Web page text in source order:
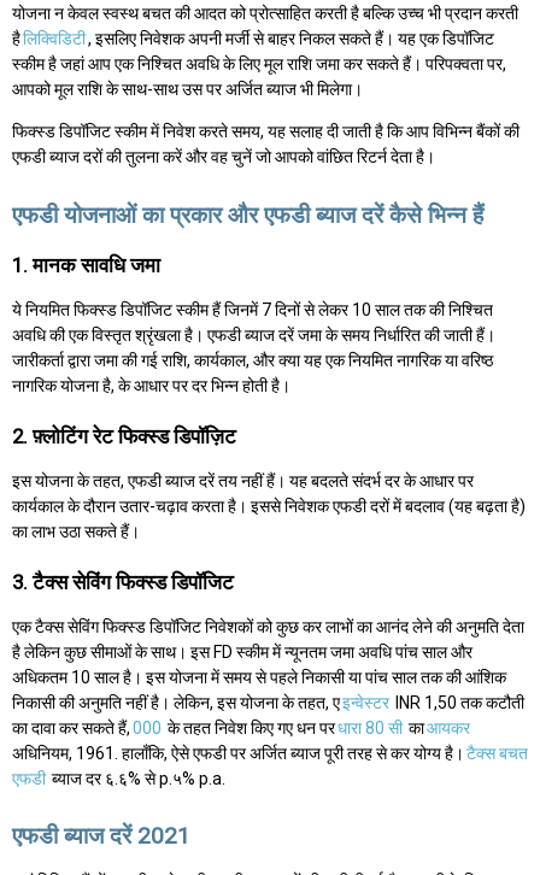
योजना न केवल स्वस्थ बचत की आदत को प्रोत्साहित करती है बल्कि उच्च भी प्रदान करती
हैलिक्विडिटी, इसलिए निवेशक अपनी मर्जी से बाहर निकल सकते हैं। यह एक डिपॉजिट
स्कीम है जहां आप एक निश्चित अवधि के लिए मूल राशि जमा कर सकते हैं। परिपक्वता पर,
आपको मूल राशि के साथ-साथ उस पर अर्जित ब्याज भी मिलेगा।
फिक्स्ड डिपॉजिट स्कीम में निवेश करते समय, यह सलाह दी जाती है कि आप विभिन्न बैंकों की
एफडी ब्याज दरों की तुलना करें और वह चुनें जो आपको वांछित रिटर्न देता है।
एफडी योजनाओं का प्रकार और एफडी ब्याज दरें कैसे भिन्न हैं
1. मानक सावधि जमा
ये नियमित फिक्स्ड डिपॉजिट स्कीम हैं जिनमें 7 दिनों से लेकर 10 साल तक की निश्चित
अवधि की एक विस्तृत श्रृंखला है। एफडी ब्याज दरें जमा के समय निर्धारित की जाती हैं।
जारीकर्ता द्वारा जमा की गई राशि, कार्यकाल, और क्या यह एक नियमित नागरिक या वरिष्ठ
नागरिक योजना है, के आधार पर दर भिन्न होती है।
2. फ़्लोटिंग रेट फिक्स्ड डिपॉज़िट
इस योजना के तहत, एफडी ब्याज दरें तय नहीं हैं। यह बदलते संदर्भ दर के आधार पर
कार्यकाल के दौरान उतार-चढ़ाव करता है। इससे निवेशक एफडी दरों में बदलाव (यह बढ़ता है)
का लाभ उठा सकते हैं।
3. टैक्स सेविंग फिक्स्ड डिपॉजिट
एक टैक्स सेविंग फिक्स्ड डिपॉजिट निवेशकों को कुछ कर लाभों का आनंद लेने की अनुमति देता
है लेकिन कुछ सीमाओं के साथ। इस FD स्कीम में न्यूनतम जमा अवधि पांच साल और
अधिकतम 10 साल है। इस योजना में समय से पहले निकासी या पांच साल तक की आंशिक
निकासी की अनुमति नहीं है। लेकिन, इस योजना के तहत, एइन्वेस्टर
INR 1,50 तक कटौती
का दावा कर सकते हैं,000 के तहत निवेश किए गए धन परधारा 80 सी काआयकर
अधिनियम, 1961. हालाँकि, ऐसे एफडी पर अर्जित ब्याज पूरी तरह से कर योग्य है। टैक्स बचत
एफडी ब्याज दर ६.६% से p.५% p.a.
एफडी ब्याज दरें 2021